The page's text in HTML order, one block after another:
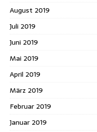
August 2019
Juli 2019
Juni 2019
Mai 2019
April 2019
März 2019
Februar 2019
Januar 2019